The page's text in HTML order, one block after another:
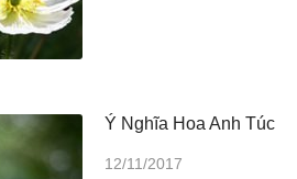
Ý Nghĩa Hoa Anh Túc
12/11/2017